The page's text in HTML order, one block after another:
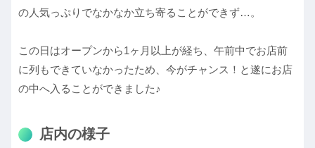
の人気っぷりでなかなか立ち寄ることができず…。
この日はオープンから1ヶ月以上が経ち、午前中でお店前
に列もできていなかったため、今がチャンス！と遂にお店
の中へ入ることができました♪
店内の様子